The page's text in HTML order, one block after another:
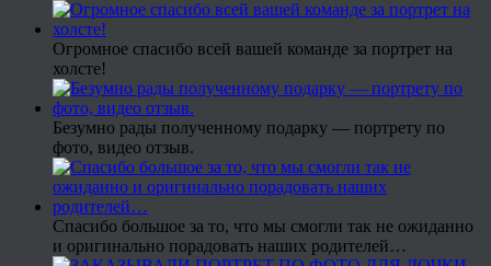
Огромное спасибо всей вашей команде за портрет на
холсте!
Безумно рады полученному подарку — портрету по
фото, видео отзыв.
Спасибо большое за то, что мы смогли так не ожиданно
и оригинально порадовать наших родителей…